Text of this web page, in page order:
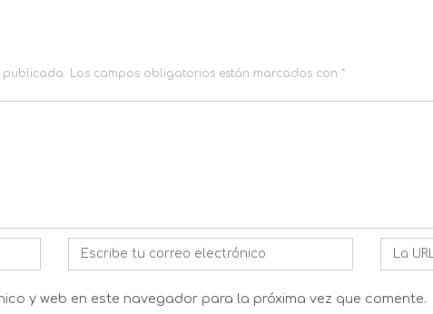
publicada. Los campos obligatorios están marcados con *
Correo
electrónico
Web
y web en este navegador para la próxima vez que comente.